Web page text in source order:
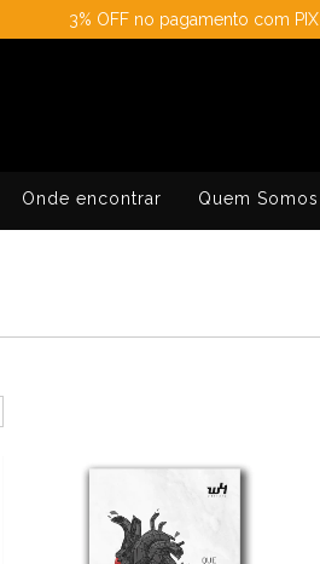
3% OFF no pagamento com PIX
Onde encontrar Quem Somos